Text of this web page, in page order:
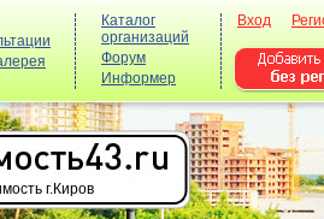
Каталог
организаций
Форум
Информер
Вход
г.Киров